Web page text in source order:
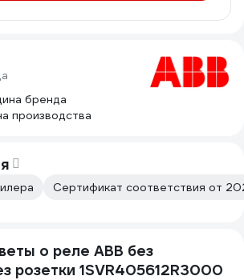
бренда
производства
Сертификат соответствия от
о реле ABB без
розетки 1SVR405612R3000